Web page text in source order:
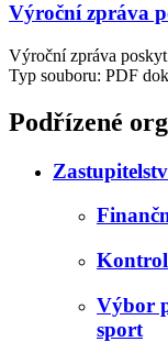
Výroční zpráva
Výroční zpráva
Typ souboru: PDF
Podřízené
Výbor
sport